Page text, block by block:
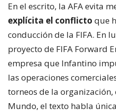
En el escrito, la AFA evita
explícita el conflicto que
conducción de la FIFA. En
proyecto de FIFA Forward
empresa que Infantino
las operaciones
torneos de la organización,
Mundo, el texto habla